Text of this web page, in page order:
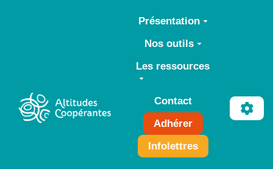
Aller au contenu principal
Présentation
Nos outils
Les ressources
Contact
Adhérer
Infolettres